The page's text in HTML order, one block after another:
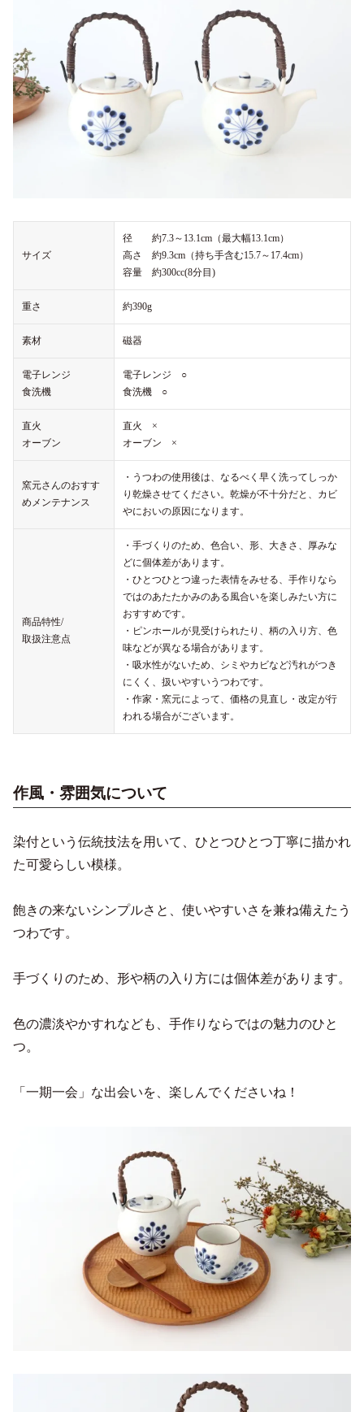
サイズ
径 約7.3～13.1cm（最大幅13.1cm）
高さ 約9.3cm（持ち手含む15.7～17.4cm）
容量 約300cc(8分目)
重さ 約390g
素材 磁器
電子レンジ
食洗機
電子レンジ ○
食洗機 ○
直火
オーブン
直火 ×
オーブン ×
窯元さんのおすす
めメンテナンス
・うつわの使用後は、なるべく早く洗ってしっか
り乾燥させてください。乾燥が不十分だと、カビ
やにおいの原因になります。
商品特性/
取扱注意点
・手づくりのため、色合い、形、大きさ、厚みな
どに個体差があります。
・ひとつひとつ違った表情をみせる、手作りなら
ではのあたたかみのある風合いを楽しみたい方に
おすすめです。
・ピンホールが見受けられたり、柄の入り方、色
味などが異なる場合があります。
・吸水性がないため、シミやカビなど汚れがつき
にくく、扱いやすいうつわです。
・作家・窯元によって、価格の見直し・改定が行
われる場合がございます。
作風・雰囲気について
染付という伝統技法を用いて、ひとつひとつ丁寧に描かれ
た可愛らしい模様。
飽きの来ないシンプルさと、使いやすいさを兼ね備えたう
つわです。
手づくりのため、形や柄の入り方には個体差があります。
色の濃淡やかすれなども、手作りならではの魅力のひと
つ。
「一期一会」な出会いを、楽しんでくださいね！